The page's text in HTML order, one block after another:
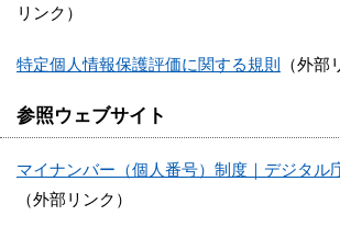
リンク）
特定個人情報保護評価に関する規則 （外部
参照ウェブサイト
マイナンバー（個人番号）制度｜デジタ
（外部リンク）